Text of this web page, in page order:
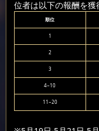
位者は以下の報酬を獲
順位
1
2
3
4~10
11~20